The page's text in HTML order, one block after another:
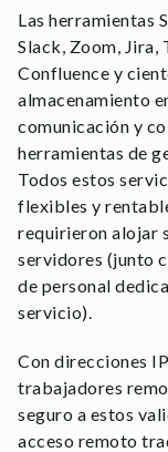
Las herramientas
Slack, Zoom, Jira,
Confluence y
almacenamiento
comunicación y
herramientas de
Todos estos
flexibles y
requirieron alojar
servidores (junto
de personal
servicio).
Con direcciones
trabajadores
seguro a estos
acceso remoto